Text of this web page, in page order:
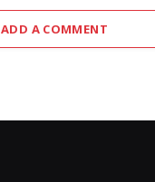
ADD A COMMENT